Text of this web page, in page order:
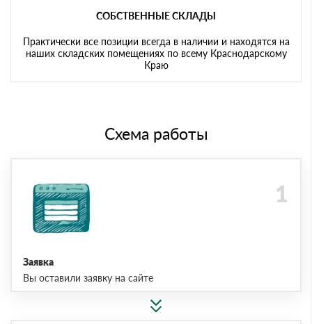
СОБСТВЕННЫЕ СКЛАДЫ
Практически все позиции всегда в наличии и находятся на
наших складских помещениях по всему Краснодарскому
Краю
Схема работы
Заявка
Вы оставили заявку на сайте